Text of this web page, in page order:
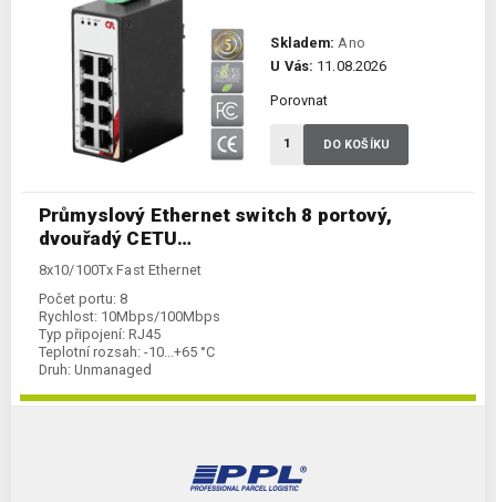
Průmyslový Ethernet switch 8 portový,
dvouřadý CETU…
8x10/100Tx Fast Ethernet
Počet portu: 8
Rychlost: 10Mbps/100Mbps
Typ připojení: RJ45
Teplotní rozsah: -10...+65 °C
Druh: Unmanaged
Skladem: Ano
U Vás: 11.08.2026
Porovnat
DO KOŠÍKU